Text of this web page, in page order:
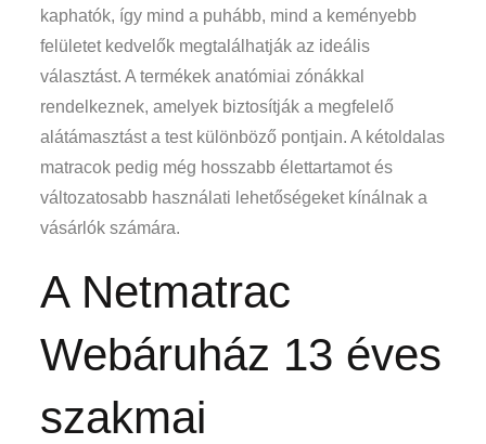
kaphatók, így mind a puhább, mind a keményebb
felületet kedvelők megtalálhatják az ideális
választást. A termékek anatómiai zónákkal
rendelkeznek, amelyek biztosítják a megfelelő
alátámasztást a test különböző pontjain. A kétoldalas
matracok pedig még hosszabb élettartamot és
változatosabb használati lehetőségeket kínálnak a
vásárlók számára.
A Netmatrac
Webáruház 13 éves
szakmai